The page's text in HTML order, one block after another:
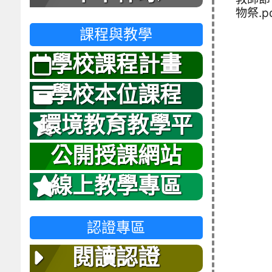
物祭
課程與教學
學校課程計畫
學校本位課程
環境教育教學平
台
公開授課網站
線上教學專區
認證專區
閱讀認證